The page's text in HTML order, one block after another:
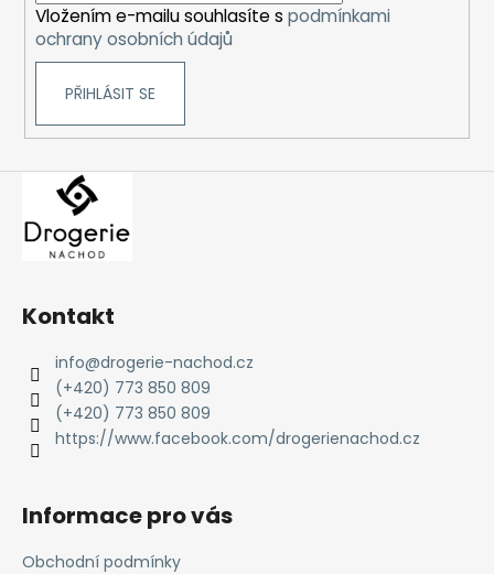
Vložením e-mailu souhlasíte s podmínkami
ochrany osobních údajů
PŘIHLÁSIT SE
Kontakt
info@drogerie-nachod.cz
(+420) 773 850 809
(+420) 773 850 809
https://www.facebook.com/drogerienachod.cz
Informace pro vás
Obchodní podmínky